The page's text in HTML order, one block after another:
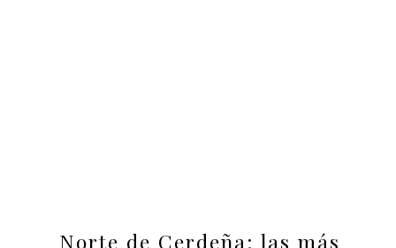
Norte de Cerdeña: las más